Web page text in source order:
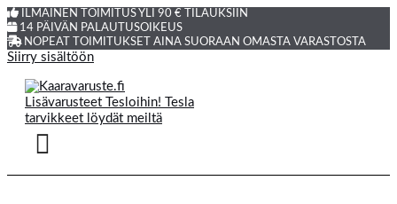
ILMAINEN TOIMITUS YLI 90 € TILAUKSIIN
14 PÄIVÄN PALAUTUSOIKEUS
NOPEAT TOIMITUKSET AINA SUORAAN OMASTA VARASTOSTA
Siirry sisältöön